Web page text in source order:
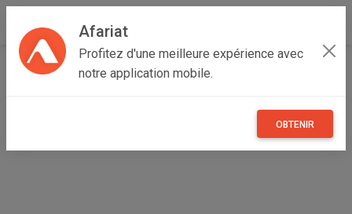
Afariat
Profitez d'une meilleure expérience avec
notre application mobile.
OBTENIR
Accueil Immobilier Cap bon - Sahel